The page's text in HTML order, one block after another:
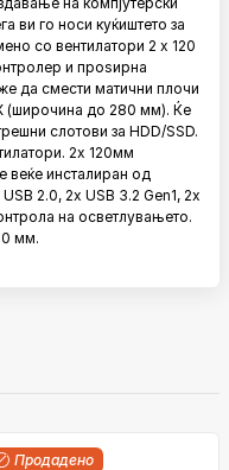
ви го носи куќиштето за
со вентилатори 2 x 120
и проѕирна
да смести матични плочи
(широчина до 280 мм). Ќе
слотови за HDD/SSD.
2x 120мм
веќе инсталиран од
2.0, 2x USB 3.2 Gen1, 2x
на осветлувањето.
мм.
Продадено